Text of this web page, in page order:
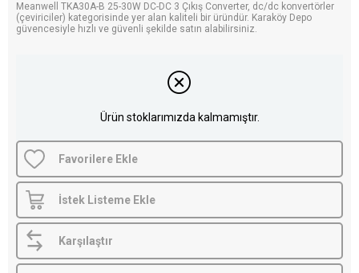
Meanwell TKA30A-B 25-30W DC-DC 3 Çıkış Converter, dc/dc konvertörler
(çeviriciler) kategorisinde yer alan kaliteli bir üründür. Karaköy Depo
güvencesiyle hızlı ve güvenli şekilde satın alabilirsiniz.
Ürün stoklarımızda kalmamıştır.
Favorilere Ekle
İstek Listeme Ekle
Karşılaştır